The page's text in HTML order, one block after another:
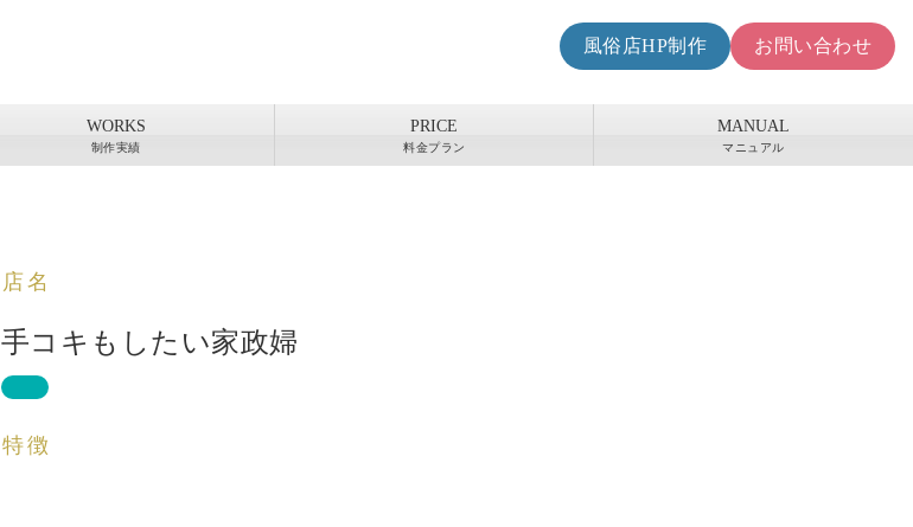
風俗店HP制作 お問い合わせ
WORKS
制作実績
PRICE
料金プラン
MANUAL
マニュアル
店名
手コキもしたい家政婦
特徴